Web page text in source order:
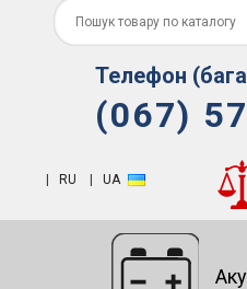
Телефон
(067)
RU UA